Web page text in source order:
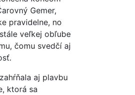
Gemer,
pravidelne, no
veľkej obľube
čomu svedčí aj
aj plavbu
ktorá sa